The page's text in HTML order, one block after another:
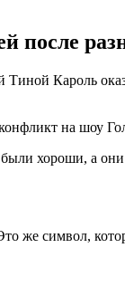
после
Кароль
на шоу
хороши, а
же символ,